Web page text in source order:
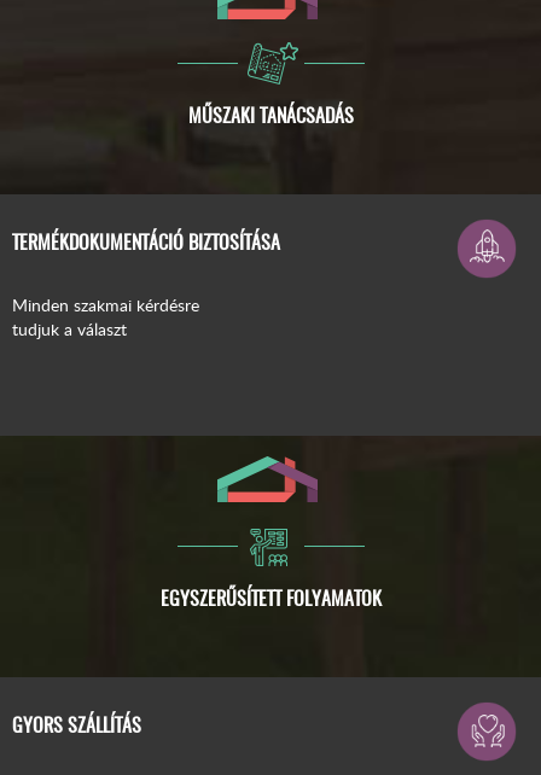
TERMÉKDOKUMENTÁCIÓ BIZTOSÍTÁSA
Minden szakmai kérdésre
tudjuk a választ
GYORS SZÁLLÍTÁS